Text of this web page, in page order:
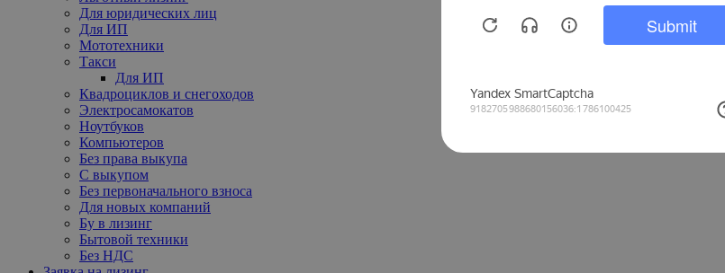
Для юридических лиц
Для ИП
Мототехники
Такси
Для ИП
Квадроциклов и снегоходов
Электросамокатов
Ноутбуков
Компьютеров
Без права выкупа
С выкупом
Без первоначального взноса
Для новых компаний
Бу в лизинг
Бытовой техники
Без НДС